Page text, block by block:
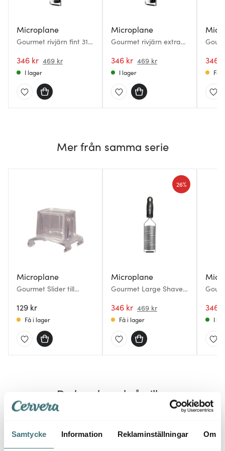
Samtycke Information Reklaminställningar Om
Microplane
Gourmet rivjärn fint 31
346 kr 469 kr
I lager
Microplane
Gourmet rivjärn extra
346 kr 469 kr
I lager
346
Få
Mer från samma serie
Microplane
Gourmet Slider till
129 kr
Få i lager
Microplane
Gourmet Large Shaver
346 kr 469 kr
26%
Få i lager
346
I
Du kanske också gillar